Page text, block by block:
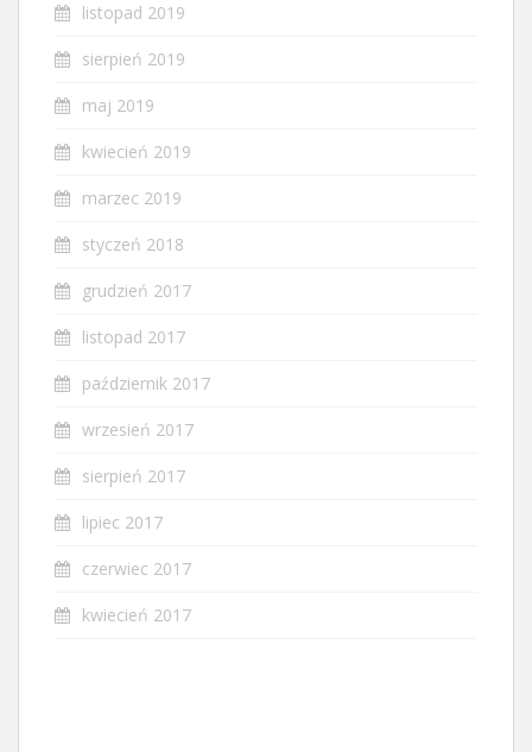
listopad 2019
sierpień 2019
maj 2019
kwiecień 2019
marzec 2019
styczeń 2018
grudzień 2017
listopad 2017
październik 2017
wrzesień 2017
sierpień 2017
lipiec 2017
czerwiec 2017
kwiecień 2017